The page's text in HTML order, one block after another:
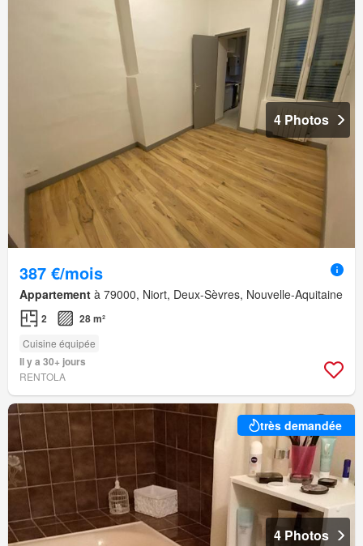
4 Photos
387 €/mois
Appartement à 79000, Niort, Deux-Sèvres, Nouvelle-Aquitaine
2 28 m²
Cuisine équipée
Il y a 30+ jours
RENTOLA
très demandée
4 Photos